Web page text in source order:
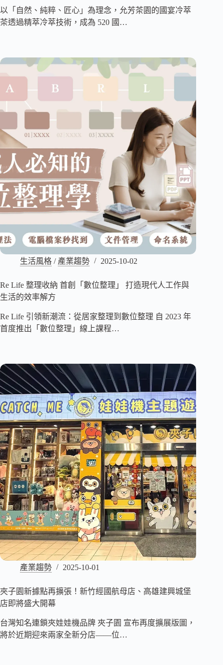
以「自然、純粹、匠心」為理念，允芳茶園的國宴冷萃
茶透過精萃冷萃技術，成為 520 國…
生活風格 / 產業趨勢 2025-10-02
Re Life 整理收納 首創「數位整理」 打造現代人工作與
生活的效率解方
Re Life 引領新潮流：從居家整理到數位整理 自 2023 年
首度推出「數位整理」線上課程…
產業趨勢 2025-10-01
夾子園新據點再擴張！新竹經國航母店、高雄建興城堡
店即將盛大開幕
台灣知名連鎖夾娃娃機品牌 夾子園 宣布再度擴展版圖，
將於近期迎來兩家全新分店——位…